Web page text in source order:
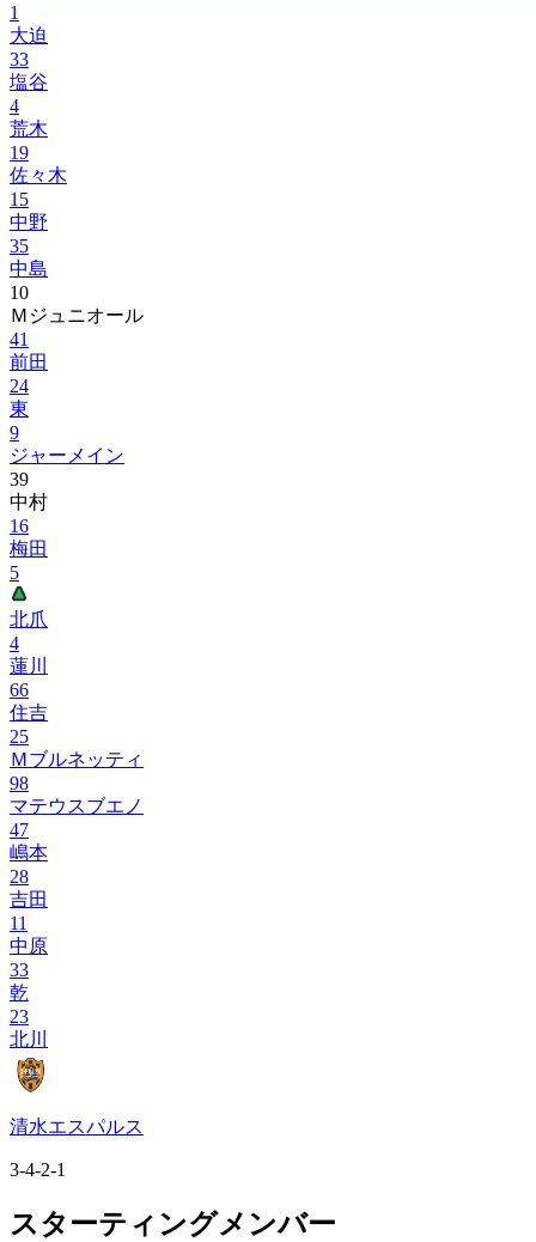
1
大迫
33
塩谷
4
荒木
19
佐々木
15
中野
35
中島
10
Ｍジュニオール
41
前田
24
東
9
ジャーメイン
39
中村
16
梅田
5
北爪
4
蓮川
66
住吉
25
Ｍブルネッティ
98
マテウスブエノ
47
嶋本
28
吉田
11
中原
33
乾
23
北川
清水エスパルス
3-4-2-1
スターティングメンバー